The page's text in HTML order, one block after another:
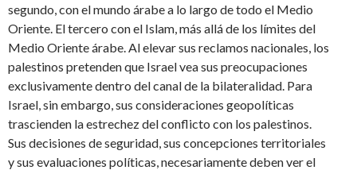
segundo, con el mundo árabe a lo largo de todo el Medio
Oriente. El tercero con el Islam, más allá de los límites del
Medio Oriente árabe. Al elevar sus reclamos nacionales, los
palestinos pretenden que Israel vea sus preocupaciones
exclusivamente dentro del canal de la bilateralidad. Para
Israel, sin embargo, sus consideraciones geopolíticas
trascienden la estrechez del conflicto con los palestinos.
Sus decisiones de seguridad, sus concepciones territoriales
y sus evaluaciones políticas, necesariamente deben ver el